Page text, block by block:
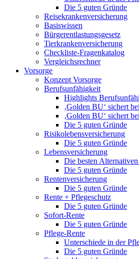
Die 5 guten Gründe
Reisekrankenversicherung
Basiswissen
Bürgerentlastungsgesetz
Tierkrankenversicherung
Checkliste-Fragenkatalog
Vergleichsrechner
Vorsorge
Konzept Vorsorge
Berufsunfähigkeit
Highlights
‚Golden BU‘ sichert
‚Golden BU‘ sichert
Die 5 guten Gründe
Risikolebensversicherung
Die 5 guten Gründe
Lebensversicherung
Die besten
Die 5 guten Gründe
Rentenversicherung
Die 5 guten Gründe
Rente + Pflegeschutz
Die 5 guten Gründe
Sofort-Rente
Die 5 guten Gründe
Pflege-Rente
Unterschiede in der
Die 5 guten Gründe